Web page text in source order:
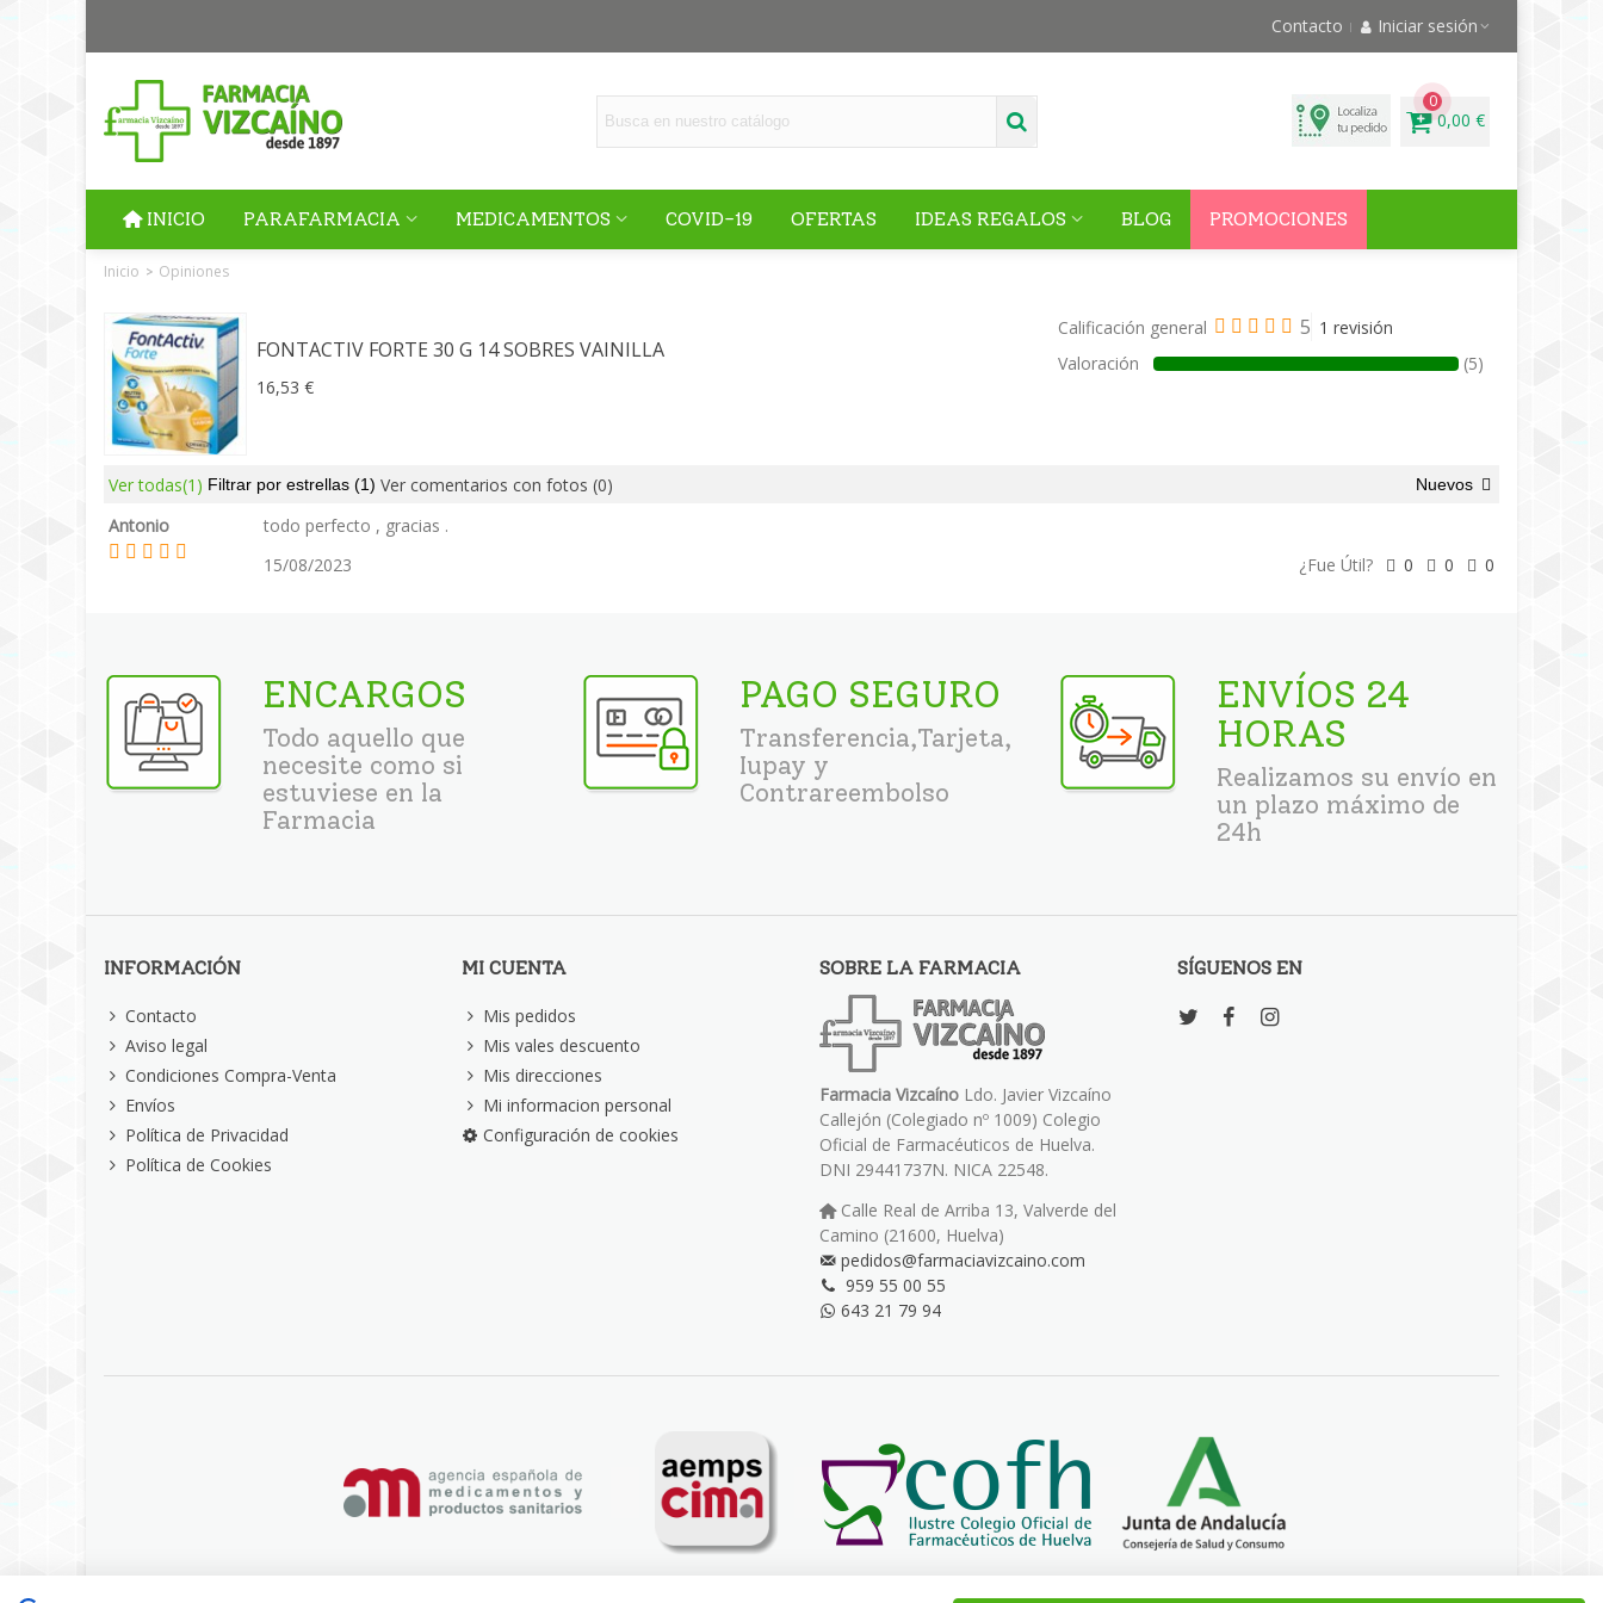
Contacto Iniciar sesión
0
0,00 €
INICIO PARAFARMACIA MEDICAMENTOS COVID-19 OFERTAS IDEAS REGALOS BLOG PROMOCIONES
Inicio > Opiniones
FONTACTIV FORTE 30 G 14 SOBRES VAINILLA
16,53 €
Calificación general 5 1 revisión
Valoración
(5)
Ver todas(1) Filtrar por estrellas (1) Ver comentarios con fotos (0) Nuevos
Antonio
todo perfecto , gracias .
15/08/2023
¿Fue Útil? 0 0 0
ENCARGOS
Todo aquello que
necesite como si
estuviese en la
Farmacia
PAGO SEGURO
Transferencia,Tarjeta,
Iupay y
Contrareembolso
ENVÍOS 24
HORAS
Realizamos su envío en
un plazo máximo de
24h
INFORMACIÓN
Contacto
Aviso legal
Condiciones Compra-Venta
Envíos
Política de Privacidad
Política de Cookies
MI CUENTA
Mis pedidos
Mis vales descuento
Mis direcciones
Mi informacion personal
Configuración de cookies
SOBRE LA FARMACIA
Farmacia Vizcaíno Ldo. Javier Vizcaíno
Callejón (Colegiado nº 1009) Colegio
Oficial de Farmacéuticos de Huelva.
DNI 29441737N. NICA 22548.
Calle Real de Arriba 13, Valverde del
Camino (21600, Huelva)
pedidos@farmaciavizcaino.com
959 55 00 55
643 21 79 94
SÍGUENOS EN